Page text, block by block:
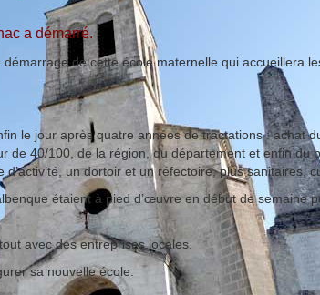
a démarré.
de cette école maternelle qui accueillera
le jour après quatre années de tractations : achat
de 40/100, de la région, du département et enfin
un dortoir et un réfectoire, plus sanitaires,
étaient à pied d’œuvre en début de
avec des entreprises locales.
sa nouvelle école.